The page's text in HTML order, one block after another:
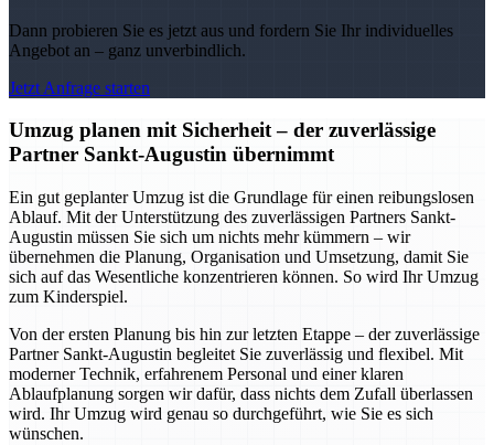
Dann probieren Sie es jetzt aus und fordern Sie Ihr individuelles
Angebot an – ganz unverbindlich.
Jetzt Anfrage starten
Umzug planen mit Sicherheit – der zuverlässige
Partner Sankt-Augustin übernimmt
Ein gut geplanter Umzug ist die Grundlage für einen reibungslosen
Ablauf. Mit der Unterstützung des zuverlässigen Partners Sankt-
Augustin müssen Sie sich um nichts mehr kümmern – wir
übernehmen die Planung, Organisation und Umsetzung, damit Sie
sich auf das Wesentliche konzentrieren können. So wird Ihr Umzug
zum Kinderspiel.
Von der ersten Planung bis hin zur letzten Etappe – der zuverlässige
Partner Sankt-Augustin begleitet Sie zuverlässig und flexibel. Mit
moderner Technik, erfahrenem Personal und einer klaren
Ablaufplanung sorgen wir dafür, dass nichts dem Zufall überlassen
wird. Ihr Umzug wird genau so durchgeführt, wie Sie es sich
wünschen.